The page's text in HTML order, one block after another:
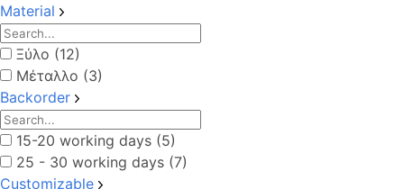
Material
Ξύλο (12)
Μέταλλο (3)
Backorder
15-20 working days (5)
25 - 30 working days (7)
Customizable